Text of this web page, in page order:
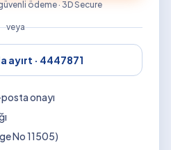
ödeme · 3D Secure
veya
ayırt · 4447871
onayı
No 11505)